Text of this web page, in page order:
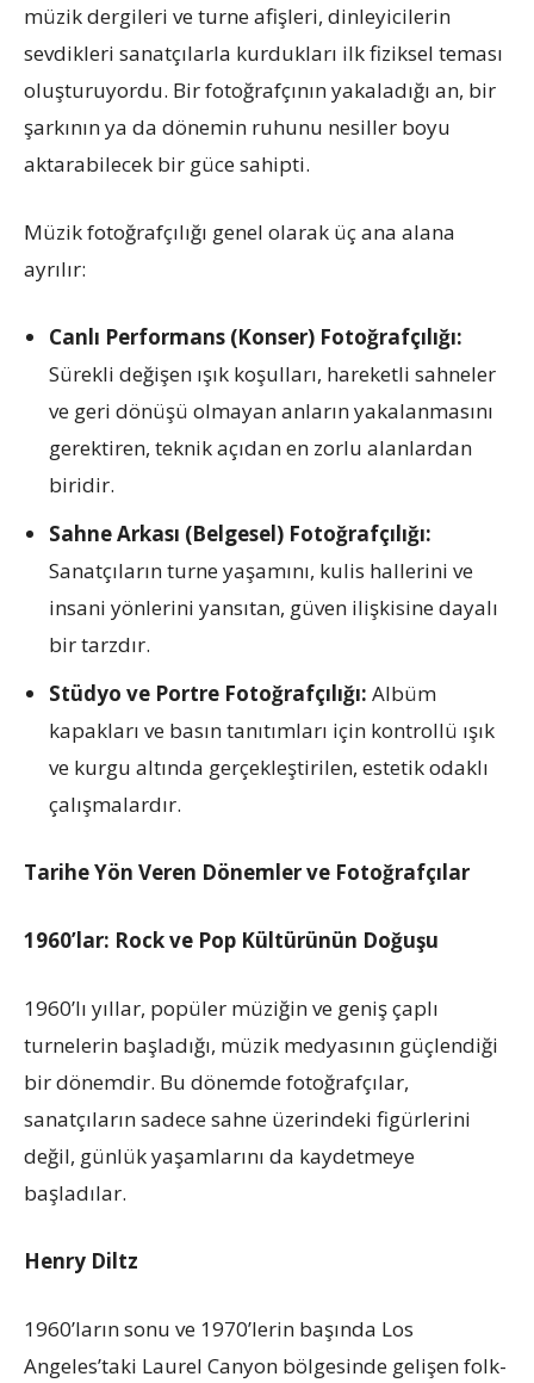
müzik dergileri ve turne afişleri, dinleyicilerin
sevdikleri sanatçılarla kurdukları ilk fiziksel teması
oluşturuyordu. Bir fotoğrafçının yakaladığı an, bir
şarkının ya da dönemin ruhunu nesiller boyu
aktarabilecek bir güce sahipti.
Müzik fotoğrafçılığı genel olarak üç ana alana
ayrılır:
Canlı Performans (Konser) Fotoğrafçılığı:
Sürekli değişen ışık koşulları, hareketli sahneler
ve geri dönüşü olmayan anların yakalanmasını
gerektiren, teknik açıdan en zorlu alanlardan
biridir.
Sahne Arkası (Belgesel) Fotoğrafçılığı:
Sanatçıların turne yaşamını, kulis hallerini ve
insani yönlerini yansıtan, güven ilişkisine dayalı
bir tarzdır.
Stüdyo ve Portre Fotoğrafçılığı: Albüm
kapakları ve basın tanıtımları için kontrollü ışık
ve kurgu altında gerçekleştirilen, estetik odaklı
çalışmalardır.
Tarihe Yön Veren Dönemler ve Fotoğrafçılar
1960’lar: Rock ve Pop Kültürünün Doğuşu
1960’lı yıllar, popüler müziğin ve geniş çaplı
turnelerin başladığı, müzik medyasının güçlendiği
bir dönemdir. Bu dönemde fotoğrafçılar,
sanatçıların sadece sahne üzerindeki figürlerini
değil, günlük yaşamlarını da kaydetmeye
başladılar.
Henry Diltz
1960’ların sonu ve 1970’lerin başında Los
Angeles’taki Laurel Canyon bölgesinde gelişen folk-